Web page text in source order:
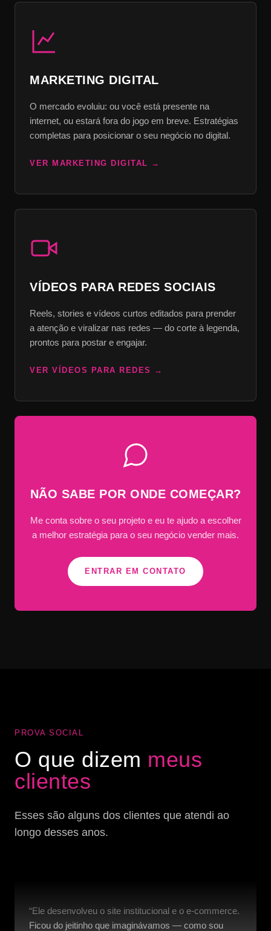
MARKETING DIGITAL
O mercado evoluiu: ou você está presente na
internet, ou estará fora do jogo em breve. Estratégias
completas para posicionar o seu negócio no digital.
VER MARKETING DIGITAL
VÍDEOS PARA REDES SOCIAIS
Reels, stories e vídeos curtos editados para prender
a atenção e viralizar nas redes — do corte à legenda,
prontos para postar e engajar.
VER VÍDEOS PARA REDES
NÃO SABE POR ONDE COMEÇAR?
Me conta sobre o seu projeto e eu te ajudo a escolher
a melhor estratégia para o seu negócio vender mais.
ENTRAR EM CONTATO
PROVA SOCIAL
O que dizem meus
clientes
Esses são alguns dos clientes que atendi ao
longo desses anos.
“Ele desenvolveu o site institucional e o e-commerce.
Ficou do jeitinho que imaginávamos — como sou